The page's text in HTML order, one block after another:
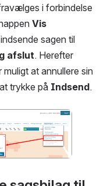
i forbindelse
Vis
sagen til
afslut. Herefter
at annullere sin
trykke på Indsend.